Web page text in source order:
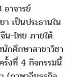
จารย์
เป็นประธานใน
น-ไทย ภายใต้
กศึกษาสาขาวิชา
รั้งที่ 4 กิจกรรมนี้